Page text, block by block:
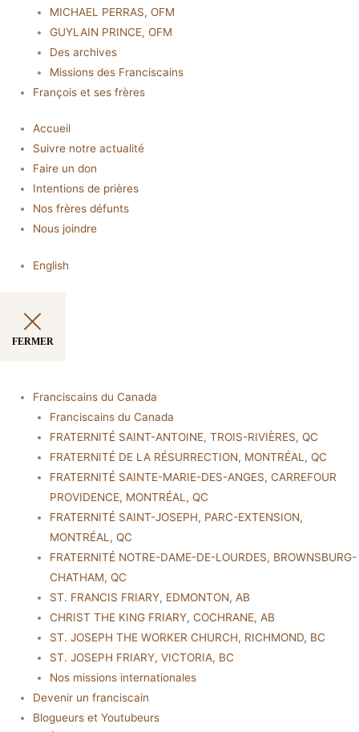
MICHAEL PERRAS, OFM
GUYLAIN PRINCE, OFM
Des archives
Missions des Franciscains
François et ses frères
Accueil
Suivre notre actualité
Faire un don
Intentions de prières
Nos frères défunts
Nous joindre
English
FERMER
Franciscains du Canada
Franciscains du Canada
FRATERNITÉ SAINT-ANTOINE, TROIS-RIVIÈRES, QC
FRATERNITÉ DE LA RÉSURRECTION, MONTRÉAL, QC
FRATERNITÉ SAINTE-MARIE-DES-ANGES, CARREFOUR
PROVIDENCE, MONTRÉAL, QC
FRATERNITÉ SAINT-JOSEPH, PARC-EXTENSION,
MONTRÉAL, QC
FRATERNITÉ NOTRE-DAME-DE-LOURDES, BROWNSBURG-
CHATHAM, QC
ST. FRANCIS FRIARY, EDMONTON, AB
CHRIST THE KING FRIARY, COCHRANE, AB
ST. JOSEPH THE WORKER CHURCH, RICHMOND, BC
ST. JOSEPH FRIARY, VICTORIA, BC
Nos missions internationales
Devenir un franciscain
Blogueurs et Youtubeurs